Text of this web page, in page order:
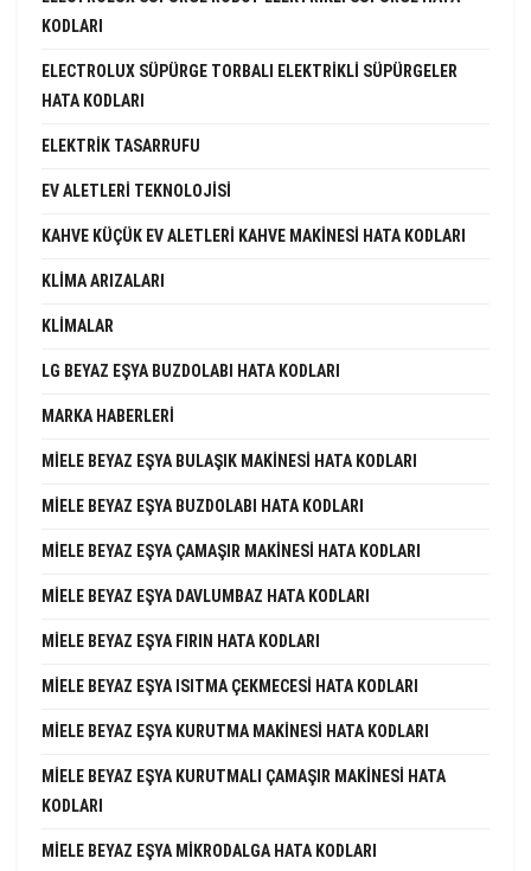
KODLARI
ELECTROLUX SÜPÜRGE TORBALI ELEKTRIKLI SÜPÜRGELER
HATA KODLARI
ELEKTRIK TASARRUFU
EV ALETLERI TEKNOLOJISI
KAHVE KÜÇÜK EV ALETLERI KAHVE MAKINESI HATA KODLARI
KLIMA ARIZALARI
KLIMALAR
LG BEYAZ EŞYA BUZDOLABI HATA KODLARI
MARKA HABERLERI
MIELE BEYAZ EŞYA BULAŞIK MAKINESI HATA KODLARI
MIELE BEYAZ EŞYA BUZDOLABI HATA KODLARI
MIELE BEYAZ EŞYA ÇAMAŞIR MAKINESI HATA KODLARI
MIELE BEYAZ EŞYA DAVLUMBAZ HATA KODLARI
MIELE BEYAZ EŞYA FIRIN HATA KODLARI
MIELE BEYAZ EŞYA ISITMA ÇEKMECESI HATA KODLARI
MIELE BEYAZ EŞYA KURUTMA MAKINESI HATA KODLARI
MIELE BEYAZ EŞYA KURUTMALI ÇAMAŞIR MAKINESI HATA
KODLARI
MIELE BEYAZ EŞYA MIKRODALGA HATA KODLARI